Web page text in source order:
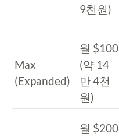
9천원)
Max
(Expanded)
월 $100
(약 14
만 4천
원)
월 $200